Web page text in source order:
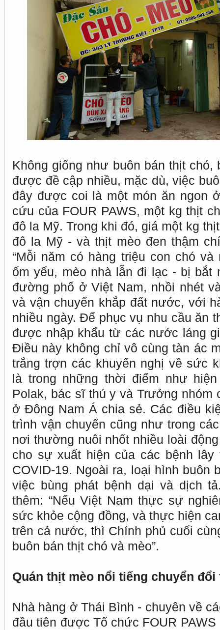
Không giống như buôn bán thịt chó,
được đề cập nhiều, mặc dù, việc
đây được coi là một món ăn ngon
cứu của FOUR PAWS, một kg thịt
đô la Mỹ. Trong khi đó, giá một kg
đô la Mỹ - và thịt mèo đen thậm
“Mỗi năm có hàng triệu con chó
ốm yếu, mèo nhà lẫn đi lạc - bị bắt
đường phố ở Việt Nam, nhồi nhét
và vận chuyển khắp đất nước, với
nhiều ngày. Để phục vụ nhu cầu ăn
được nhập khẩu từ các nước láng
Điều này không chỉ vô cùng tàn ác
trắng trợn các khuyến nghị về sức
là trong những thời điểm như hiện
Polak, bác sĩ thú y và Trưởng nhóm
ở Đông Nam Á chia sẻ. Các điều
trình vận chuyển cũng như trong
nơi thường nuôi nhốt nhiều loài
cho sự xuất hiện của các bệnh
COVID-19. Ngoài ra, loại hình buôn
việc bùng phát bệnh dại và dịch
thêm: “Nếu Việt Nam thực sự
sức khỏe cộng đồng, và thực hiện
trên cả nước, thì Chính phủ cuối
buôn bán thịt chó và mèo”.
Quán thịt mèo nổi tiếng chuyển
Nhà hàng ở Thái Bình - chuyên về
đầu tiên được Tổ chức FOUR